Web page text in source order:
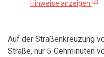
Hinweise anzeigen
Auf der Straßenkreuzung
Straße, nur 5 Gehminuten